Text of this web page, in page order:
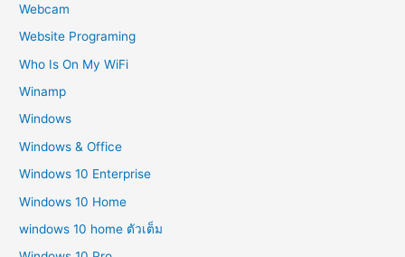
Webcam
Website Programing
Who Is On My WiFi
Winamp
Windows
Windows & Office
Windows 10 Enterprise
Windows 10 Home
windows 10 home ตัวเต็ม